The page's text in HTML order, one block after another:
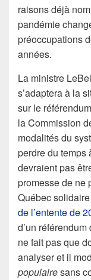
raisons déjà
pandémie
préoccupations
années.
La ministre
s’adaptera à la
sur le
la Commission
modalités du
perdre du temps
devraient pas
promesse de ne
Québec
de l’entente de
d’un
ne fait pas que
analyser et il
populairesans